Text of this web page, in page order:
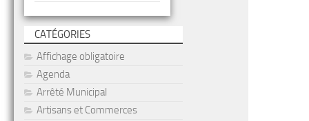
CATÉGORIES
Affichage obligatoire
Agenda
Arrêté Municipal
Artisans et Commerces